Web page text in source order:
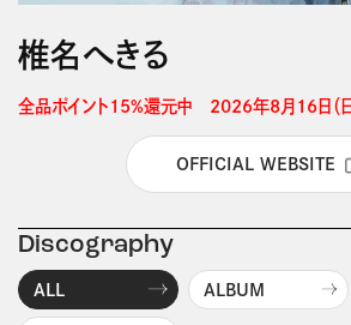
椎名へきる
全品ポイント15%還元中　2026年8月16日（
OFFICIAL WEBSITE
Discography
ALL ALBUM